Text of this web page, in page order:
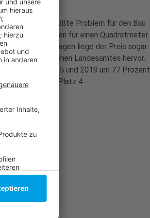
sei das größte Problem für den Bau
muss man für einen Quadratmeter
In begehrten Lagen liege der Preis sogar
des statistischen Landesamtes hervor.
zwischen 2015 und 2019 um 77 Prozent
Düsseldorf auf Platz 4.